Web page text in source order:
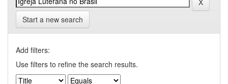
Start a new search
Add filters:
Use filters to refine the search results.